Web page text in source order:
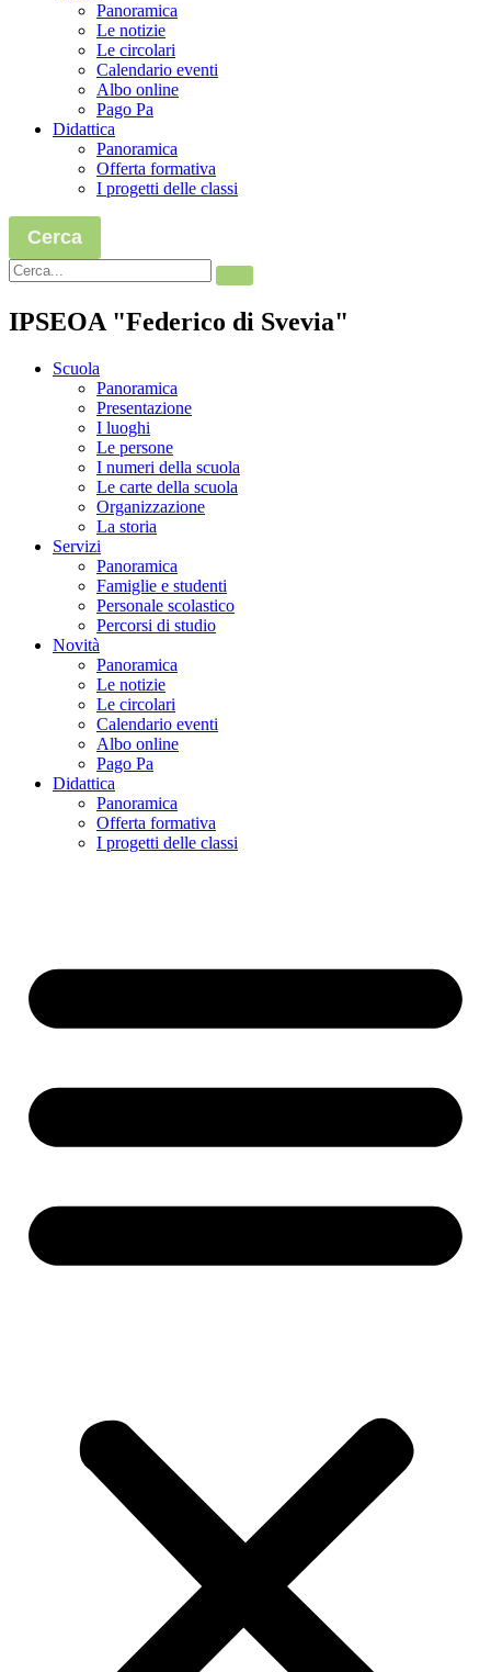
Panoramica
Le notizie
Le circolari
Calendario eventi
Albo online
Pago Pa
Didattica
Panoramica
Offerta formativa
I progetti delle classi
Cerca
IPSEOA "Federico di Svevia"
Scuola
Panoramica
Presentazione
I luoghi
Le persone
I numeri della scuola
Le carte della scuola
Organizzazione
La storia
Servizi
Panoramica
Famiglie e studenti
Personale scolastico
Percorsi di studio
Novità
Panoramica
Le notizie
Le circolari
Calendario eventi
Albo online
Pago Pa
Didattica
Panoramica
Offerta formativa
I progetti delle classi